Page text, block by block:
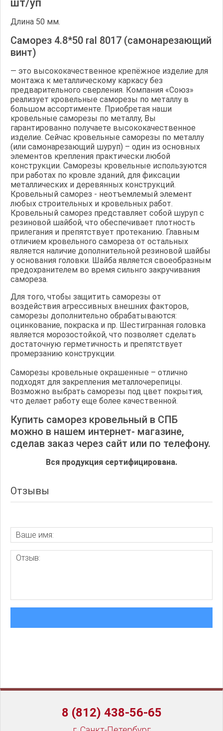
шт/уп
Длина 50 мм.
Саморез 4.8*50 ral 8017 (самонарезающий
винт)
— это высококачественное крепёжное изделие для
монтажа к металлическому каркасу без
предварительного сверления. Компания «Союз»
реализует кровельные саморезы по металлу в
большом ассортименте. Приобретая наши
кровельные саморезы по металлу, Вы
гарантированно получаете высококачественное
изделие. Сейчас кровельные саморезы по металлу
(или самонарезающий шуруп) – один из основных
элементов крепления практически любой
конструкции. Саморезы кровельные используются
при работах по кровле зданий, для фиксации
металлических и деревянных конструкций.
Кровельный саморез - неотъемлемый элемент
любых строительных и кровельных работ.
Кровельный саморез представляет собой шуруп с
резиновой шайбой, что обеспечивает плотность
прилегания и препятствует протеканию. Главным
отличием кровельного самореза от остальных
является наличие дополнительной резиновой шайбы
у основания головки. Шайба является своеобразным
предохранителем во время сильнго закручивания
самореза.
Для того, чтобы защитить саморезы от
воздействия агрессивных внешних факторов,
саморезы дополнительно обрабатываются:
оцинкование, покраска и пр. Шестигранная головка
является морозостойкой, что позволяет сделать
достаточную герметичность и препятствует
промерзанию конструкции.
Саморезы кровельные окрашенные – отлично
подходят для закрепления металлочерепицы.
Возможно выбрать саморезы под цвет покрытия,
что делает работу еще более качественной.
Купить саморез кровельный в СПБ
можно в нашем интернет- магазине,
сделав заказ через сайт или по телефону.
Вся продукция сертифицирована.
Отзывы
8 (812) 438-56-65